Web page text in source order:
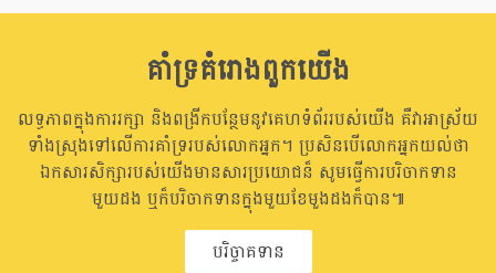
គាំទ្រគំរោងពួកយើង
លទ្ធភាពក្នុងការរក្សា និងពង្រីកបន្ថែមនូវគេហទំព័ររបស់យើង គឺវាអាស្រ័យ
ទាំងស្រុងទៅលើការគាំទ្ររបស់លោកអ្នក។ ប្រសិនបើលោកអ្នកយល់ថា
ឯកសារសិក្សារបស់យើងមានសារប្រយោជន៏ សូមធ្វើការបរិចាកទាន
មួយដង ឬក៏បរិចាកទានក្នុងមួយខែមួងដងក៏បាន៕
បរិច្ចាគទាន